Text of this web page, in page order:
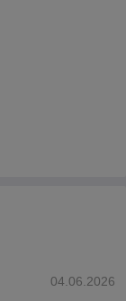
04.06.2026